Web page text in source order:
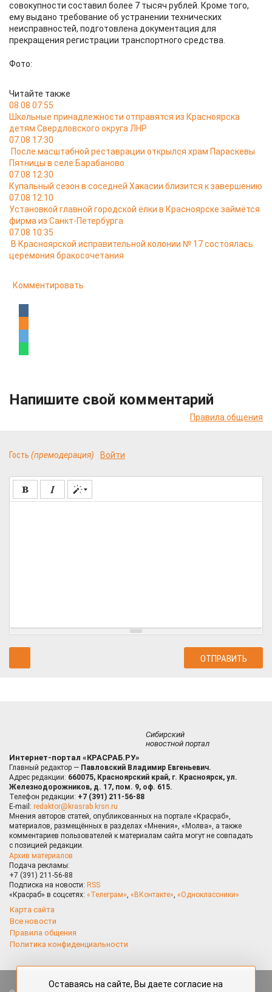
совокупности составил более 7 тысяч рублей. Кроме того,
ему выдано требование об устранении технических
неисправностей, подготовлена документация для
прекращения регистрации транспортного средства.
Фото:
Читайте также
08.08 07:55
Школьные принадлежности отправятся из Красноярска
детям Свердловского округа ЛНР
07.08 17:30
После масштабной реставрации открылся храм Параскевы
Пятницы в селе Барабаново
07.08 12:30
Купальный сезон в соседней Хакасии близится к завершению
07.08 12:10
Установкой главной городской ёлки в Красноярске займётся
фирма из Санкт-Петербурга
07.08 10:35
В Красноярской исправительной колонии № 17 состоялась
церемония бракосочетания
Комментировать
Напишите свой комментарий
Правила общения
Гость (премодерация) Войти
Сибирский
новостной портал
Интернет-портал «КРАСРАБ.РУ»
Главный редактор — Павловский Владимир Евгеньевич.
Адрес редакции: 660075, Красноярский край, г. Красноярск, ул.
Железнодорожников, д. 17, пом. 9, оф. 615.
Телефон редакции: +7 (391) 211-56-88
E-mail: redaktor@krasrab.krsn.ru
Мнения авторов статей, опубликованных на портале «Красраб»,
материалов, размещённых в разделах «Мнения», «Молва», а также
комментариев пользователей к материалам сайта могут не совпадать
с позицией редакции.
Архив материалов
Подача рекламы:
+7 (391) 211-56-88
Подписка на новости: RSS
«Красраб» в соцсетях: «Телеграм», «ВКонтакте», «Одноклассники»
Карта сайта
Все новости
Правила общения
Политика конфиденциальности
Оставаясь на сайте, Вы даете согласие на